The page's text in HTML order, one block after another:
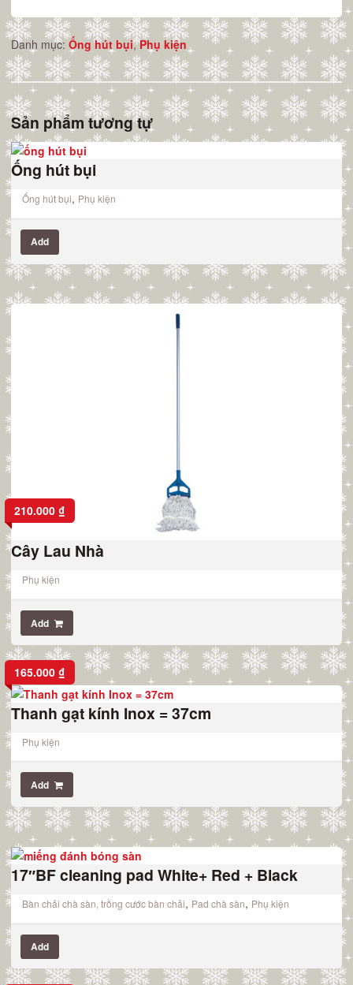
Danh mục:Ống hút bụi,Phụ kiện
Sản phẩm tương tự
Ống hút bụi
Ống hút bụi, Phụ kiện
Add
210.000 ₫
Cây Lau Nhà
Phụ kiện
Add
165.000 ₫
Thanh gạt kính Inox = 37cm
Phụ kiện
Add
17″BF cleaning pad White+ Red + Black
Bàn chải chà sàn, trồng cước bàn chải, Pad chà sàn, Phụ kiện
Add